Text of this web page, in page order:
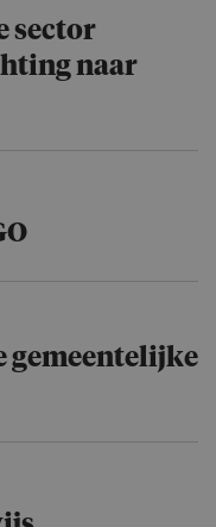
sector
naar
gemeente­lijke